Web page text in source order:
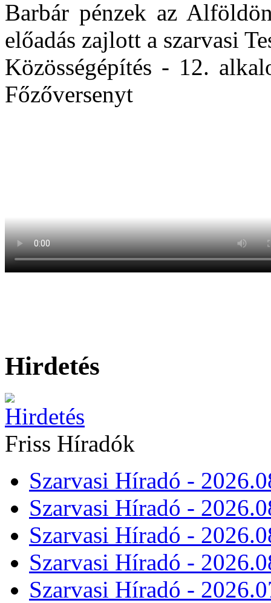
Barbár pénzek az
előadás zajlott a szarvasi
Közösségépítés - 12.
Főzőversenyt
Hirdetés
Friss Híradók
Szarvasi Híradó -
Szarvasi Híradó -
Szarvasi Híradó -
Szarvasi Híradó -
Szarvasi Híradó -